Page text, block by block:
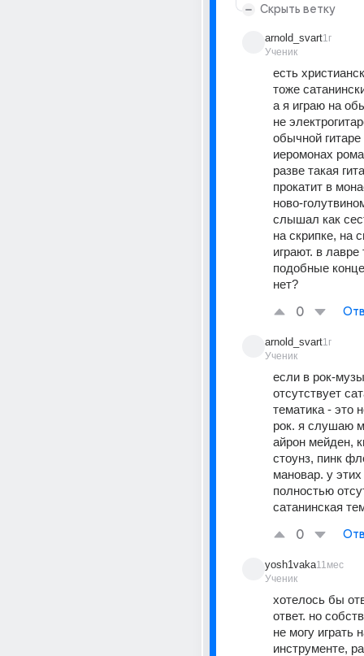
Скрыть ветку
arnold_svart
Ученик
1г
есть
тоже
а я играю на
не
обычной гитаре
иеромонах
разве такая
прокатит в
ново-
слышал как
на скрипке, на
играют. в
подобные
нет?
0
arnold_svart
Ученик
1г
если в рок-
отсутствует
тематика - это
рок. я слушаю
айрон мейден,
стоунз, пинк
мановар. у этих
полностью
сатанинская
0
yosh1vaka
Ученик
11мес
хотелось бы
ответ. но
не могу играть
инструменте,